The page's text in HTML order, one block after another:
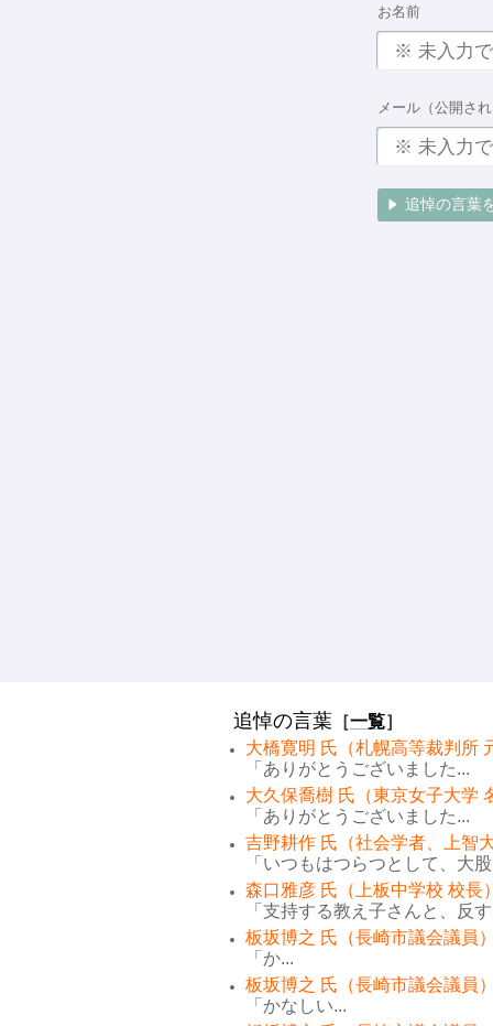
お名前
メール（公開さ
追悼の言葉 ［一覧］
大橋寛明 氏（札幌高等裁判所
「ありがとうございました...
大久保喬樹 氏（東京女子大学
「ありがとうございました...
吉野耕作 氏（社会学者、上智
「いつもはつらつとして、大
森口雅彦 氏（上板中学校 校長
「支持する教え子さんと、反
板坂博之 氏（長崎市議会議員
「か...
板坂博之 氏（長崎市議会議員
「かなしい...